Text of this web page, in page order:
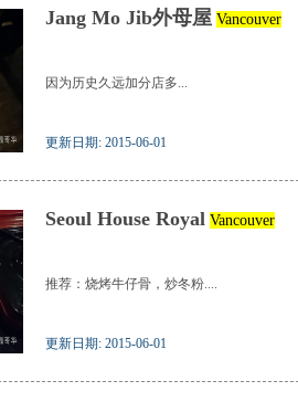
Jang Mo Jib外母屋 Vancouver
因为历史久远加分店多...
更新日期: 2015-06-01
Seoul House Royal Vancouver
推荐：烧烤牛仔骨，炒冬粉....
更新日期: 2015-06-01